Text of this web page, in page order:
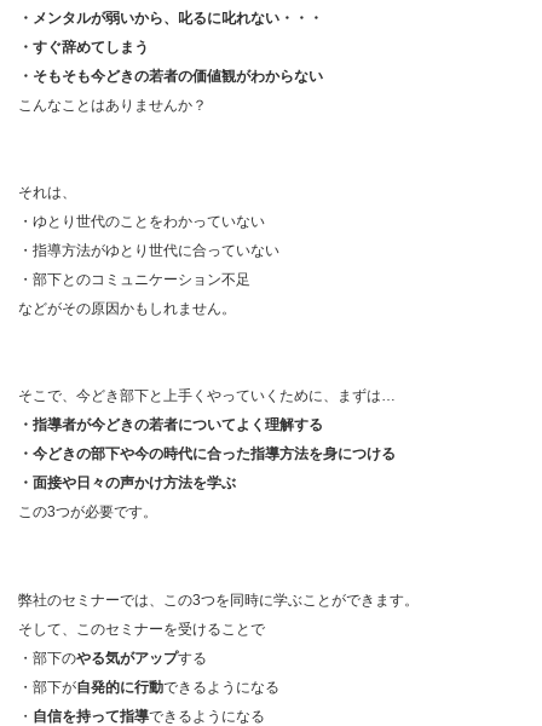
・メンタルが弱いから、叱るに叱れない・・・
・すぐ辞めてしまう
・そもそも今どきの若者の価値観がわからない
こんなことはありませんか？
それは、
・ゆとり世代のことをわかっていない
・指導方法がゆとり世代に合っていない
・部下とのコミュニケーション不足
などがその原因かもしれません。
そこで、今どき部下と上手くやっていくために、まずは…
・指導者が今どきの若者についてよく理解する
・今どきの部下や今の時代に合った指導方法を身につける
・面接や日々の声かけ方法を学ぶ
この3つが必要です。
弊社のセミナーでは、この3つを同時に学ぶことができます。
そして、このセミナーを受けることで
・部下のやる気がアップする
・部下が自発的に行動できるようになる
・ 自信を持って指導できるようになる